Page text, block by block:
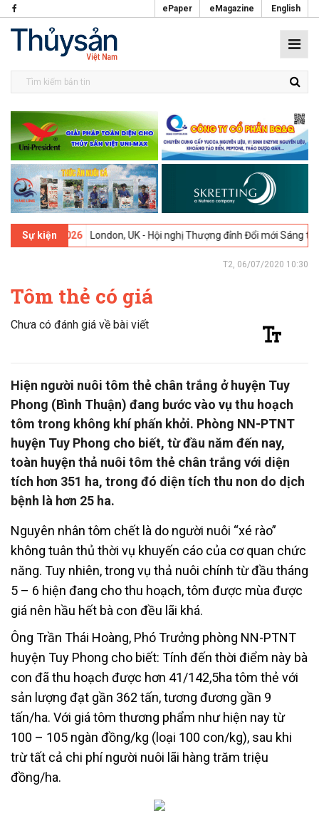
ePaper eMagazine English
Sự kiện
02-2026 London, UK - Hội nghị Thượng đỉnh Đổi mới Sáng tạo trong
T2, 06/07/2020 10:30
Tôm thẻ có giá
Chưa có đánh giá về bài viết
Hiện người nuôi tôm thẻ chân trắng ở huyện Tuy
Phong (Bình Thuận) đang bước vào vụ thu hoạch
tôm trong không khí phấn khởi. Phòng NN-PTNT
huyện Tuy Phong cho biết, từ đầu năm đến nay,
toàn huyện thả nuôi tôm thẻ chân trắng với diện
tích hơn 351 ha, trong đó diện tích thu non do dịch
bệnh là hơn 25 ha.
Nguyên nhân tôm chết là do người nuôi “xé rào”
không tuân thủ thời vụ khuyến cáo của cơ quan chức
năng. Tuy nhiên, trong vụ thả nuôi chính từ đầu tháng
5 – 6 hiện đang cho thu hoạch, tôm được mùa được
giá nên hầu hết bà con đều lãi khá.
Ông Trần Thái Hoàng, Phó Trưởng phòng NN-PTNT
huyện Tuy Phong cho biết: Tính đến thời điểm này bà
con đã thu hoạch được hơn 41/142,5ha tôm thẻ với
sản lượng đạt gần 362 tấn, tương đương gần 9
tấn/ha. Với giá tôm thương phẩm như hiện nay từ
100 – 105 ngàn đồng/kg (loại 100 con/kg), sau khi
trừ tất cả chi phí người nuôi lãi hàng trăm triệu
đồng/ha.